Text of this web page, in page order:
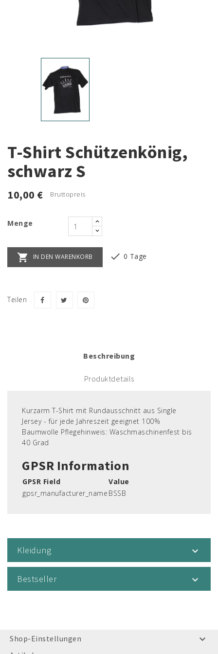
T-Shirt Schützenkönig,
schwarz S
10,00 € Bruttopreis
Menge
 IN DEN WARENKORB  0 Tage
Teilen
Beschreibung
Produktdetails
Kurzarm T-Shirt mit Rundausschnitt aus Single
Jersey - für jede Jahreszeit geeignet 100%
Baumwolle Pflegehinweis: Waschmaschinenfest bis
40 Grad
GPSR Information
GPSR Field
Value
gpsr_manufacturer_name BSSB
Kleidung 
Bestseller 
Shop-Einstellungen 